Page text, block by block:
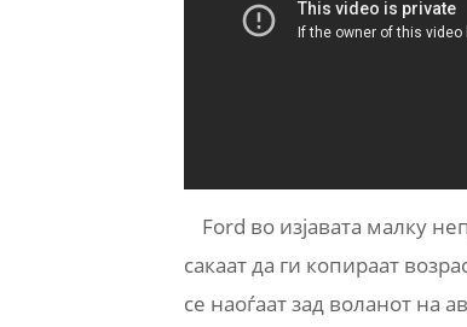
Ford во изјавата малку
сакаат да ги копираат
се наоѓаат зад воланот на